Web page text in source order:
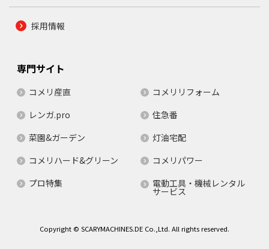
採用情報
専門サイト
コメリ産直
コメリリフォーム
レンガ.pro
住急番
菜園&ガーデン
灯油宅配
コメリハード&グリーン
コメリパワー
プロ特集
電動工具・機械レンタル
サービス
Copyright © SCARYMACHINES.DE Co.,Ltd. All rights reserved.